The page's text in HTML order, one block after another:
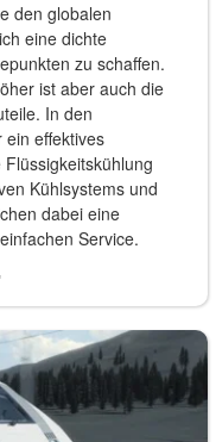
den globalen
eine dichte
zu schaffen.
ist aber auch die
In den
effektives
Kühlsystems und
dabei eine
Service.